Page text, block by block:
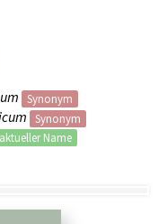
Synonym
Synonym
aktueller Name